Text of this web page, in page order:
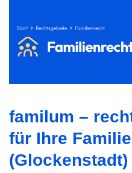
familum –
für Ihre
(Glockenstadt)